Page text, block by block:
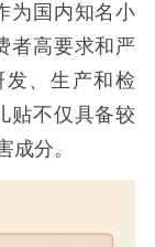
为国内知名小
者高要求和严
、生产和检
贴不仅具备较
成分。